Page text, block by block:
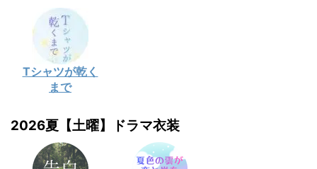
Tシャツが乾く
まで
2026夏【土曜】ドラマ衣装